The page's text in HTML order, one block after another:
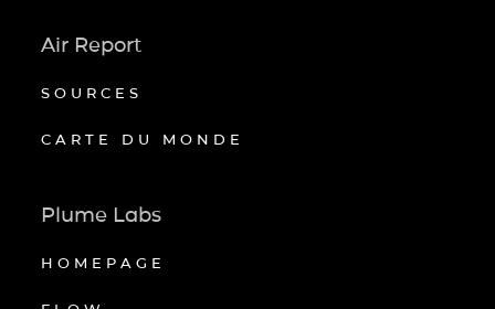
Air Report
SOURCES
CARTE DU MONDE
Plume Labs
HOMEPAGE